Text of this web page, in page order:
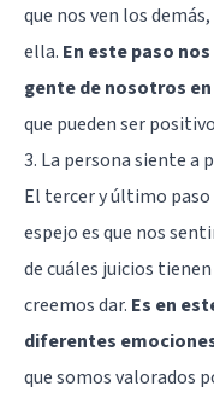
que nos ven los
ella. En este paso
gente de nosotros
que pueden ser
3. La persona siente a
El tercer y último paso
espejo es que nos
de cuáles juicios
creemos dar. Es en
diferentes
que somos valorados